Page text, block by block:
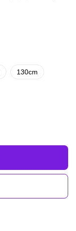
130cm